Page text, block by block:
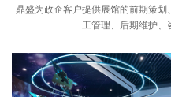
鼎盛为政企客户提供展馆的前期策
工管理、后期维护、